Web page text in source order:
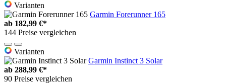
Varianten
Garmin Forerunner 165
ab 182,99 €*
144 Preise vergleichen
Varianten
Garmin Instinct 3 Solar
ab 288,99 €*
90 Preise vergleichen